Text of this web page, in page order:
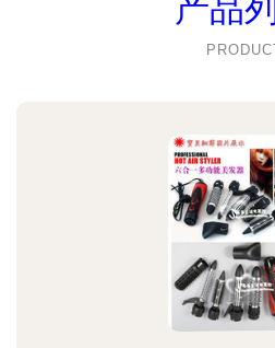
产品